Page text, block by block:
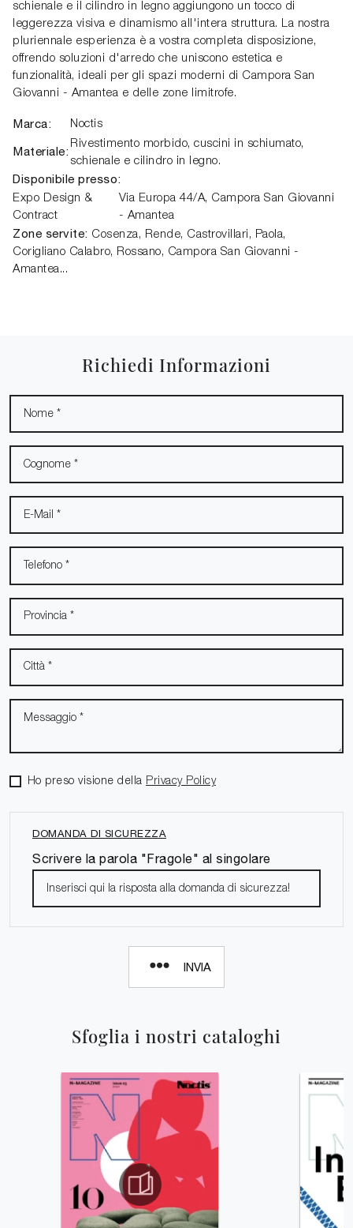
schienale e il cilindro in legno aggiungono un tocco di
leggerezza visiva e dinamismo all'intera struttura. La nostra
pluriennale esperienza è a vostra completa disposizione,
offrendo soluzioni d'arredo che uniscono estetica e
funzionalità, ideali per gli spazi moderni di Campora San
Giovanni - Amantea e delle zone limitrofe.
Marca: Noctis
Materiale:
Rivestimento morbido, cuscini in schiumato,
schienale e cilindro in legno.
Disponibile presso:
Expo Design &
Contract
Via Europa 44/A, Campora San Giovanni
- Amantea
Zone servite: Cosenza, Rende, Castrovillari, Paola,
Corigliano Calabro, Rossano, Campora San Giovanni -
Amantea...
Sfoglia i nostri cataloghi
Richiedi Informazioni
Ho preso visione della Privacy Policy
DOMANDA DI SICUREZZA
Scrivere la parola "Fragole" al singolare
INVIA